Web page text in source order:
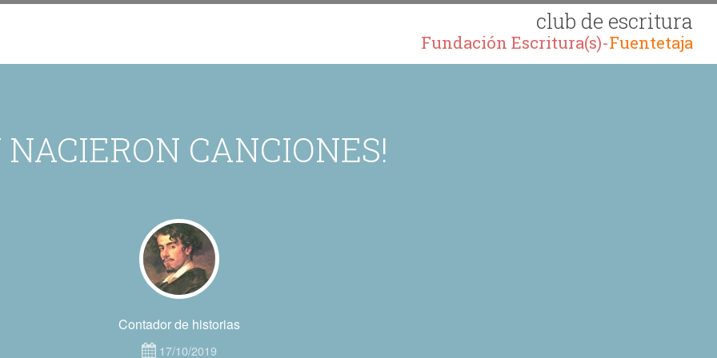
club de escritura
Fundación Escritura(s)-Fuentetaja
NACIERON CANCIONES!
Contador de historias
17/10/2019